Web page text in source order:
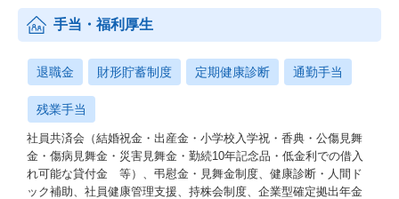
手当・福利厚生
退職金 財形貯蓄制度 定期健康診断 通勤手当
残業手当
社員共済会（結婚祝金・出産金・小学校入学祝・香典・公傷見舞
金・傷病見舞金・災害見舞金・勤続10年記念品・低金利での借入
れ可能な貸付金 等）、弔慰金・見舞金制度、健康診断・人間ド
ック補助、社員健康管理支援、持株会制度、企業型確定拠出年金